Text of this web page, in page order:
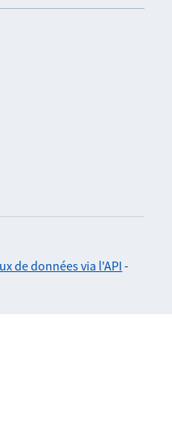
de données via l'API -